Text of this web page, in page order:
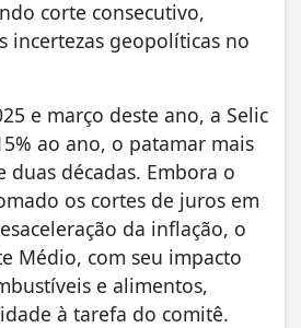
corte consecutivo,
incertezas geopolíticas no
e março deste ano, a Selic
ao ano, o patamar mais
duas décadas. Embora o
os cortes de juros em
da inflação, o
Médio, com seu impacto
e alimentos,
à tarefa do comitê.